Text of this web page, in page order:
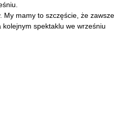
My mamy to szczęście, że zawsze
kolejnym spektaklu we wrześniu